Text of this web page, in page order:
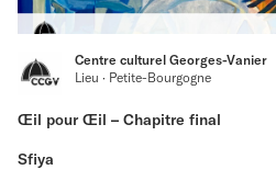
Centre culturel Georges-Vanier
Lieu · Petite-Bourgogne
Œil pour Œil – Chapitre final
Sfiya